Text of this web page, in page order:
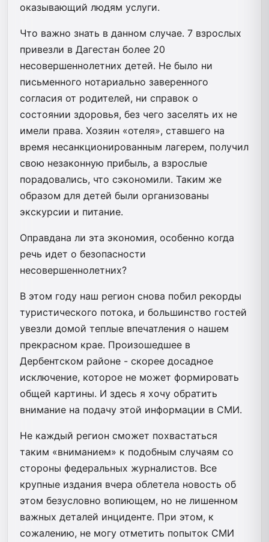
оказывающий людям услуги.
Что важно знать в данном случае. 7 взрослых
привезли в Дагестан более 20
несовершеннолетних детей. Не было ни
письменного нотариально заверенного
согласия от родителей, ни справок о
состоянии здоровья, без чего заселять их не
имели права. Хозяин «отеля», ставшего на
время несанкционированным лагерем, получил
свою незаконную прибыль, а взрослые
порадовались, что сэкономили. Таким же
образом для детей были организованы
экскурсии и питание.
Оправдана ли эта экономия, особенно когда
речь идет о безопасности
несовершеннолетних?
В этом году наш регион снова побил рекорды
туристического потока, и большинство гостей
увезли домой теплые впечатления о нашем
прекрасном крае. Произошедшее в
Дербентском районе - скорее досадное
исключение, которое не может формировать
общей картины. И здесь я хочу обратить
внимание на подачу этой информации в СМИ.
Не каждый регион сможет похвастаться
таким «вниманием» к подобным случаям со
стороны федеральных журналистов. Все
крупные издания вчера облетела новость об
этом безусловно вопиющем, но не лишенном
важных деталей инциденте. При этом, к
сожалению, не могу отметить попыток СМИ